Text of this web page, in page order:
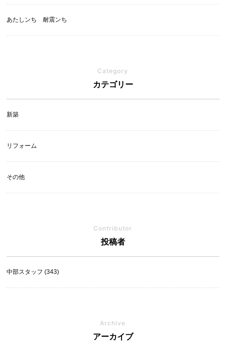
あたしンち 耐震ンち
Category
カテゴリー
新築
リフォーム
その他
Contributor
投稿者
中部スタッフ (343)
Archive
アーカイブ